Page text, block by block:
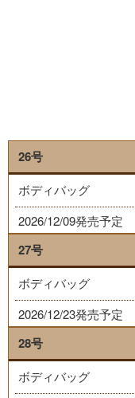
26号
ボディバッグ
2026/12/09発売予定
27号
ボディバッグ
2026/12/23発売予定
28号
ボディバッグ